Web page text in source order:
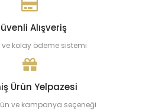
Alışveriş
ve kolay ödeme sistemi
Ürün Yelpazesi
ve kampanya seçeneği